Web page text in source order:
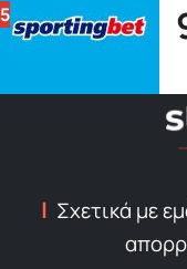
5
Σχετικά με